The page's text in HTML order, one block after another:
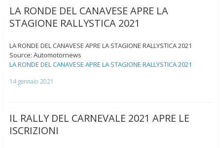
LA RONDE DEL CANAVESE APRE LA
STAGIONE RALLYSTICA 2021
LA RONDE DEL CANAVESE APRE LA STAGIONE RALLYSTICA 2021
Source: Automotornews
LA RONDE DEL CANAVESE APRE LA STAGIONE RALLYSTICA 2021
14 gennaio 2021
IL RALLY DEL CARNEVALE 2021 APRE LE
ISCRIZIONI